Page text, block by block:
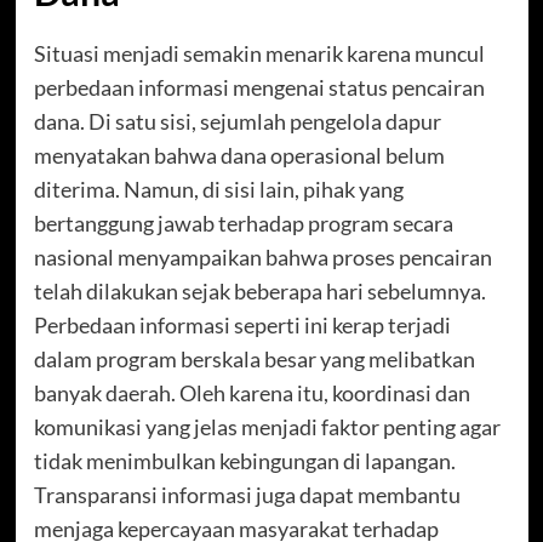
Situasi menjadi semakin menarik karena muncul
perbedaan informasi mengenai status pencairan
dana. Di satu sisi, sejumlah pengelola dapur
menyatakan bahwa dana operasional belum
diterima. Namun, di sisi lain, pihak yang
bertanggung jawab terhadap program secara
nasional menyampaikan bahwa proses pencairan
telah dilakukan sejak beberapa hari sebelumnya.
Perbedaan informasi seperti ini kerap terjadi
dalam program berskala besar yang melibatkan
banyak daerah. Oleh karena itu, koordinasi dan
komunikasi yang jelas menjadi faktor penting agar
tidak menimbulkan kebingungan di lapangan.
Transparansi informasi juga dapat membantu
menjaga kepercayaan masyarakat terhadap